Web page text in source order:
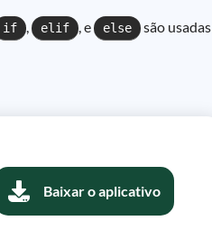
if , elif , e else
são usadas
Baixar o aplicativo